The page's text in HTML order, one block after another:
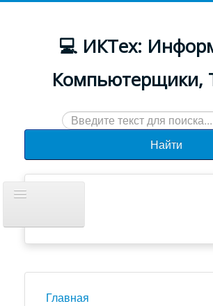
💻 ИКТех:
Компьютерщики,
Искать...
Найти
навигацию
Новости
Главная